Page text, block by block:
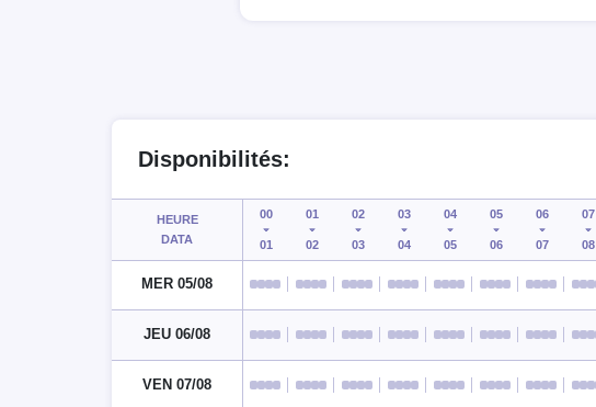
Disponibilités:
HEURE
DATA
00
01
01
02
02
03
03
04
04
05
05
06
06
07
07
08
MER 05/08
JEU 06/08
VEN 07/08